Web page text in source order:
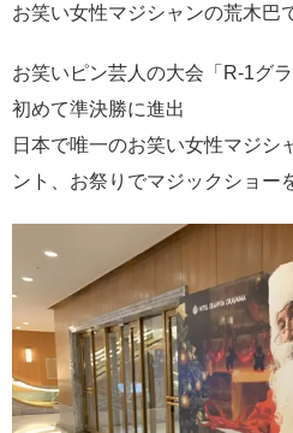
お笑い女性マジシャンの荒木巴
お笑いピン芸人の大会「R-1グ
初めて準決勝に進出
日本で唯一のお笑い女性マジシ
ント、お祭りでマジックショー